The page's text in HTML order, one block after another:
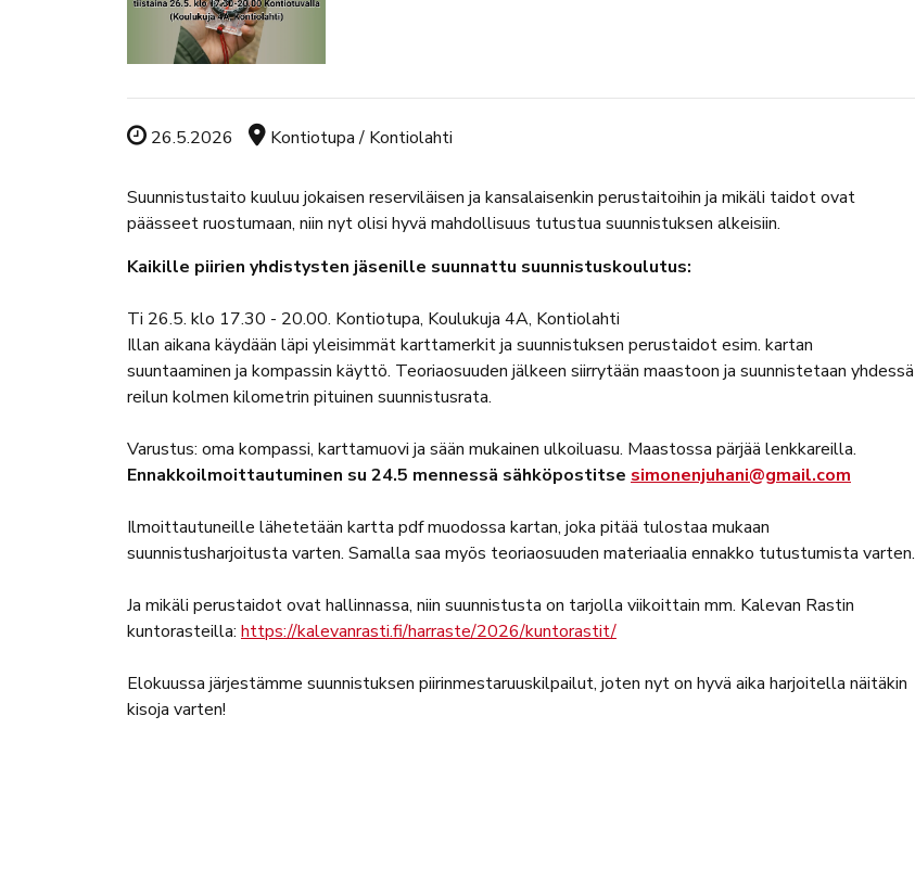
Tapahtuman ajankohta
26.5.2026 Tapahtuman sijainti
Kontiotupa / Kontiolahti
Suunnistustaito kuuluu jokaisen reserviläisen ja kansalaisenkin perustaitoihin ja mikäli taidot ovat
päässeet ruostumaan, niin nyt olisi hyvä mahdollisuus tutustua suunnistuksen alkeisiin.
Kaikille piirien yhdistysten jäsenille suunnattu suunnistuskoulutus:
Ti 26.5. klo 17.30 - 20.00. Kontiotupa, Koulukuja 4A, Kontiolahti
Illan aikana käydään läpi yleisimmät karttamerkit ja suunnistuksen perustaidot esim. kartan
suuntaaminen ja kompassin käyttö. Teoriaosuuden jälkeen siirrytään maastoon ja suunnistetaan yhdessä
reilun kolmen kilometrin pituinen suunnistusrata.
Varustus: oma kompassi, karttamuovi ja sään mukainen ulkoiluasu. Maastossa pärjää lenkkareilla.
Ennakkoilmoittautuminen su 24.5 mennessä sähköpostitse simonenjuhani@gmail.com
Ilmoittautuneille lähetetään kartta pdf muodossa kartan, joka pitää tulostaa mukaan
suunnistusharjoitusta varten. Samalla saa myös teoriaosuuden materiaalia ennakko tutustumista varten.
Ja mikäli perustaidot ovat hallinnassa, niin suunnistusta on tarjolla viikoittain mm. Kalevan Rastin
kuntorasteilla: https://kalevanrasti.fi/harraste/2026/kuntorastit/
Elokuussa järjestämme suunnistuksen piirinmestaruuskilpailut, joten nyt on hyvä aika harjoitella näitäkin
kisoja varten!